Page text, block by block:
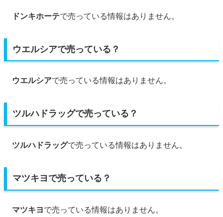
ドンキホーテで売っている情報はありません。
ウエルシアで売っている？
ウエルシアで売っている情報はありません。
ツルハドラッグで売っている？
ツルハドラッグで売っている情報はありません。
マツキヨで売っている？
マツキヨで売っている情報はありません。